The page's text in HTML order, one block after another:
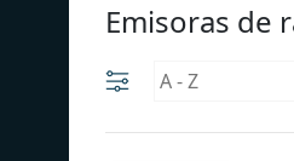
Emisoras de